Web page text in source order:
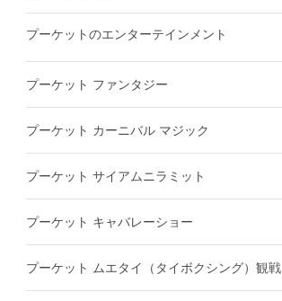
プーケットのエンターテインメント
プーケット ファンタジー
プーケット カーニバル マジック
プーケット サイアムニラミット
プーケット キャバレーショー
プーケット ムエタイ（タイボクシング）観戦